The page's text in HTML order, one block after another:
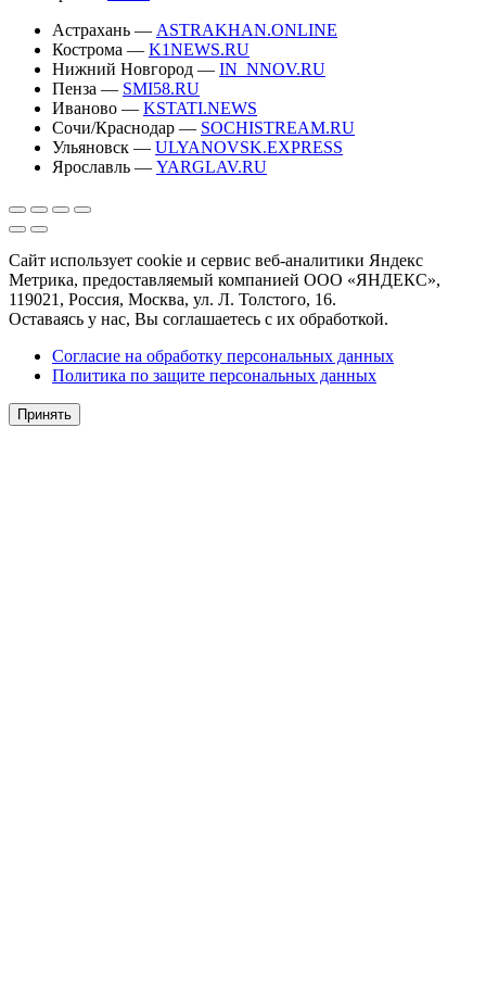
Астрахань — ASTRAKHAN.ONLINE
Кострома — K1NEWS.RU
Нижний Новгород — IN_NNOV.RU
Пенза — SMI58.RU
Иваново — KSTATI.NEWS
Сочи/Краснодар — SOCHISTREAM.RU
Ульяновск — ULYANOVSK.EXPRESS
Ярославль — YARGLAV.RU
Сайт использует cookie и сервис веб-аналитики Яндекс
Метрика, предоставляемый компанией ООО «ЯНДЕКС»,
119021, Россия, Москва, ул. Л. Толстого, 16.
Оставаясь у нас, Вы соглашаетесь с их обработкой.
Согласие на обработку персональных данных
Политика по защите персональных данных
Принять